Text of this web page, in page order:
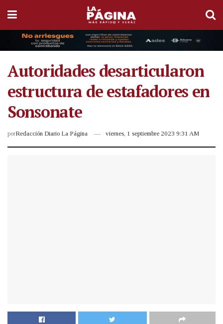
Autoridades desarticularon
estructura de estafadores en
Sonsonate
porRedacción Diario La Página viernes, 1 septiembre 2023 9:31 AM